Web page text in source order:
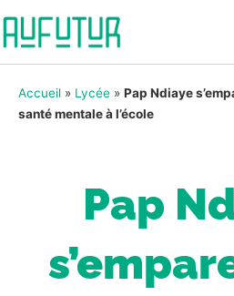
Accueil » Lycée » Pap Ndiaye
santé mentale à l’école
Pap